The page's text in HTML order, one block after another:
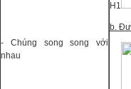
- Chúng song song với
nhau
H1
b.